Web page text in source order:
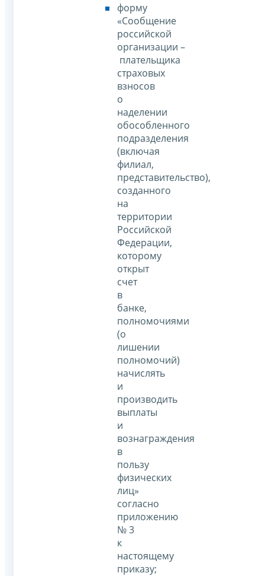
форму
«Сообщение
российской
организации –
плательщика
страховых
взносов
о
наделении
обособленного
подразделения
(включая
филиал,
представительство),
созданного
на
территории
Российской
Федерации,
которому
открыт
счет
в
банке,
полномочиями
(о
лишении
полномочий)
начислять
и
производить
выплаты
и
вознаграждения
в
пользу
физических
лиц»
согласно
приложению
№ 3
к
настоящему
приказу;